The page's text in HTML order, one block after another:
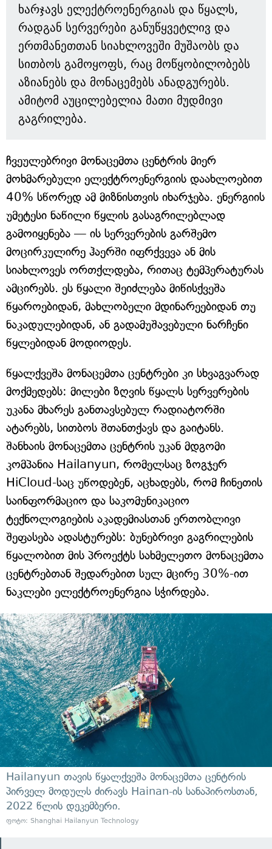
ხარჯავს ელექტროენერგიას და წყალს,
რადგან სერვერები განუწყვეტლივ და
ერთმანეთთან სიახლოვეში მუშაობს და
სითბოს გამოყოფს, რაც მოწყობილობებს
აზიანებს და მონაცემებს ანადგურებს.
ამიტომ აუცილებელია მათი მუდმივი
გაგრილება.
ჩვეულებრივი მონაცემთა ცენტრის მიერ
მოხმარებული ელექტროენერგიის დაახლოებით
40% სწორედ ამ მიზნისთვის იხარჯება. ენერგიის
უმეტესი ნაწილი წყლის გასაგრილებლად
გამოიყენება — ის სერვერების გარშემო
მოცირკულირე ჰაერში იფრქვევა ან მის
სიახლოვეს ორთქლდება, რითაც ტემპერატურას
ამცირებს. ეს წყალი შეიძლება მიწისქვეშა
წყაროებიდან, მახლობელი მდინარეებიდან თუ
ნაკადულებიდან, ან გადამუშავებული ნარჩენი
წყლებიდან მოდიოდეს.
წყალქვეშა მონაცემთა ცენტრები კი სხვაგვარად
მოქმედებს: მილები ზღვის წყალს სერვერების
უკანა მხარეს განთავსებულ რადიატორში
ატარებს, სითბოს შთანთქავს და გაიტანს.
შანხაის მონაცემთა ცენტრის უკან მდგომი
კომპანია Hailanyun, რომელსაც ზოგჯერ
HiCloud-საც უწოდებენ, აცხადებს, რომ ჩინეთის
საინფორმაციო და საკომუნიკაციო
ტექნოლოგიების აკადემიასთან ერთობლივი
შეფასება ადასტურებს: ბუნებრივი გაგრილების
წყალობით მის პროექტს სახმელეთო მონაცემთა
ცენტრებთან შედარებით სულ მცირე 30%-ით
ნაკლები ელექტროენერგია სჭირდება.
Hailanyun თავის წყალქვეშა მონაცემთა ცენტრის
პირველ მოდულს ძირავს Hainan-ის სანაპიროსთან,
2022 წლის დეკემბერი.
ფოტო: Shanghai Hailanyun Technology